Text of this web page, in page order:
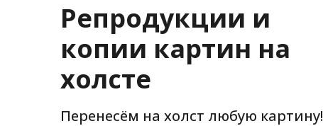
Перенесём на холст любую картину!
Репродукции и
копии картин на
холсте